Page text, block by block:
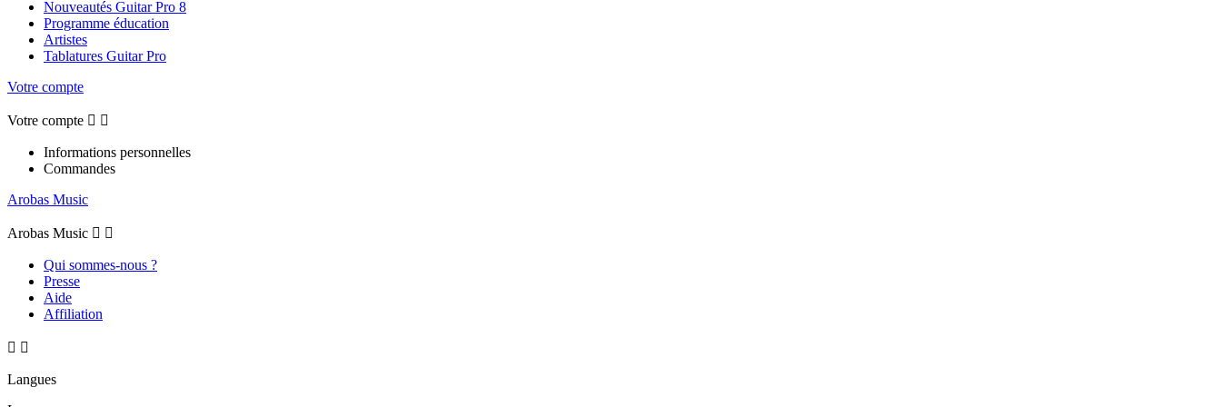
Nouveautés Guitar Pro 8
Programme éducation
Artistes
Tablatures Guitar Pro
Votre compte
Votre compte  
Informations personnelles
Commandes
Arobas Music
Arobas Music  
Qui sommes-nous ?
Presse
Aide
Affiliation
 
Langues